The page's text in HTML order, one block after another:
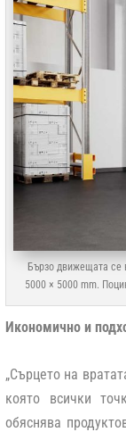
Бързо движещата се
5000 × 5000 mm.
Икономично и
„Сърцето на
която всички
обяснява